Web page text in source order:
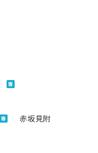
専
専 赤坂見附